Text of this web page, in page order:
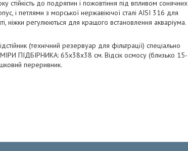
стійкість до подряпин і пожовтіння під впливом сонячних
і петлями з морської нержавіючої сталі AISI 316 для
ніжки регулюються для кращого встановлення акваріума.
(технічний резервуар для фільтрації) спеціально
ПІДБІРНИКА: 65x38x38 см. Відсік осмосу (близько 15-
переривник.